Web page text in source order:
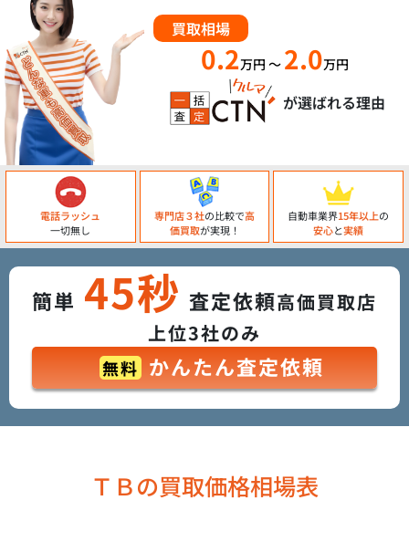
買取相場
0.2万円 ～ 2.0万円
が選ばれる理由
電話ラッシュ
一切無し
専門店３社の比較で高
価買取が実現！
自動車業界15年以上の
安心と実績
簡単 45秒 査定依頼高価買取店
上位3社のみ
無料 かんたん査定依頼
ＴＢの買取価格相場表